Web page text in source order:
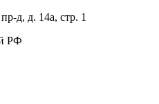
д, д. 14а, стр. 1
РФ